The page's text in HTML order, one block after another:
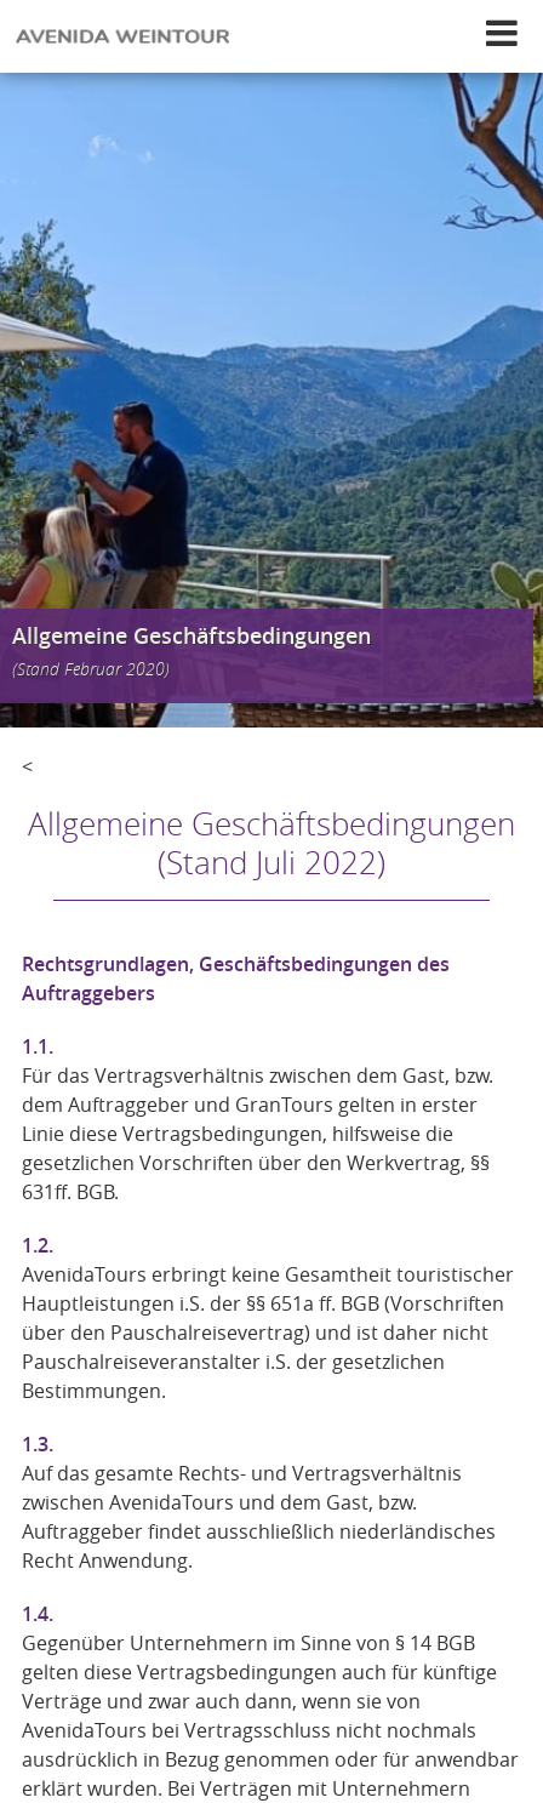
Allgemeine Geschäftsbedingungen
(Stand Februar 2020)
<
Allgemeine Geschäftsbedingungen
(Stand Juli 2022)
Rechtsgrundlagen, Geschäftsbedingungen des
Auftraggebers
1.1.
Für das Vertragsverhältnis zwischen dem Gast, bzw.
dem Auftraggeber und GranTours gelten in erster
Linie diese Vertragsbedingungen, hilfsweise die
gesetzlichen Vorschriften über den Werkvertrag, §§
631ff. BGB.
1.2.
AvenidaTours erbringt keine Gesamtheit touristischer
Hauptleistungen i.S. der §§ 651a ff. BGB (Vorschriften
über den Pauschalreisevertrag) und ist daher nicht
Pauschalreiseveranstalter i.S. der gesetzlichen
Bestimmungen.
1.3.
Auf das gesamte Rechts- und Vertragsverhältnis
zwischen AvenidaTours und dem Gast, bzw.
Auftraggeber findet ausschließlich niederländisches
Recht Anwendung.
1.4.
Gegenüber Unternehmern im Sinne von § 14 BGB
gelten diese Vertragsbedingungen auch für künftige
Verträge und zwar auch dann, wenn sie von
AvenidaTours bei Vertragsschluss nicht nochmals
ausdrücklich in Bezug genommen oder für anwendbar
erklärt wurden. Bei Verträgen mit Unternehmern